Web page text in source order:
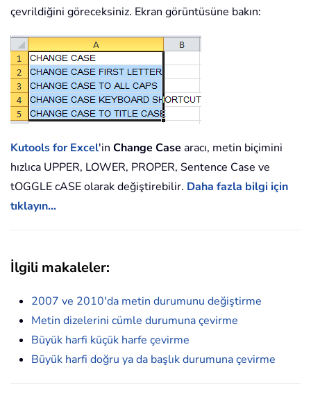
çevrildiğini göreceksiniz. Ekran görüntüsüne bakın:
Kutools for Excel'in Change Case aracı, metin biçimini
hızlıca UPPER, LOWER, PROPER, Sentence Case ve
tOGGLE cASE olarak değiştirebilir. Daha fazla bilgi için
tıklayın…
İlgili makaleler:
2007 ve 2010'da metin durumunu değiştirme
Metin dizelerini cümle durumuna çevirme
Büyük harfi küçük harfe çevirme
Büyük harfi doğru ya da başlık durumuna çevirme